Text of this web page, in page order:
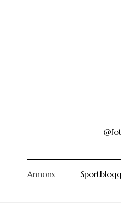
Annons